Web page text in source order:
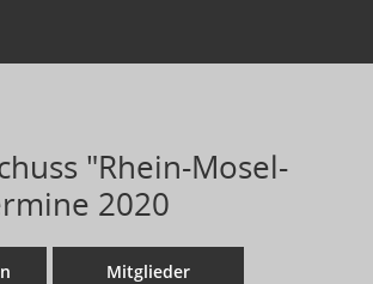
"Rhein-Mosel-
2020
Mitglieder